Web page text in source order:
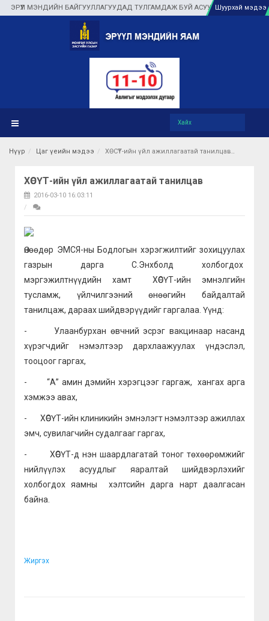
МЭНДИЙН БАЙГУУЛЛАГУУДАД ТУЛГАМДАЖ БУЙ АСУУДЛЫГ ГАЗАР ДЭЭР
Шуурхай мэдээ
Нүүр Цаг үеийн мэдээ ХӨСҮТ-ийн үйл ажиллагаатай танилцав
ХӨСҮТ-ийн үйл ажиллагаатай танилцав
2016-03-10 16:03:11
Өнөөдөр ЭМСЯ-ны Бодлогын хэрэгжилтийг зохицуулах
газрын дарга С.Энхболд холбогдох
мэргэжилтнүүдийн хамт ХӨСҮТ-ийн эмнэлгийн
тусламж, үйлчилгээний өнөөгийн байдалтай
танилцаж, дараах шийдвэрүүдийг гаргалаа. Үүнд:
- Улаанбурхан өвчний эсрэг вакцинаар насанд
хүрэгчдийг нэмэлтээр дархлаажуулах үндэслэл,
тооцоог гаргах,
- “А” амин дэмийн хэрэгцээг гаргаж, хангах арга
хэмжээ авах,
- ХӨСҮТ-ийн клиникийн эмнэлэгт нэмэлтээр ажиллах
эмч, сувилагчийн судалгааг гаргах,
- ХӨСҮТ-д нэн шаардлагатай тоног төхөөрөмжийг
нийлүүлэх асуудлыг яаралтай шийдвэрлэхийг
холбогдох яамны хэлтсийн дарга нарт даалгасан
байна.
Жиргэх